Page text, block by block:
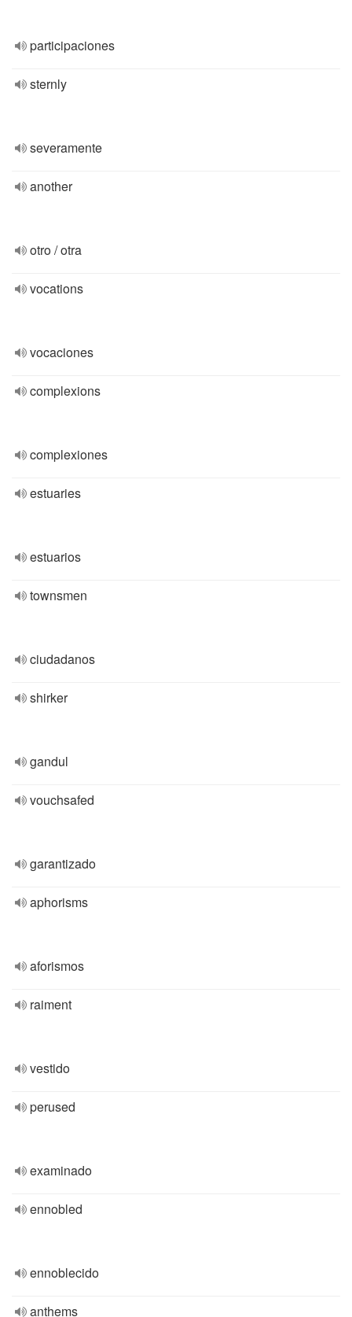
participaciones
sternly
severamente
another
otro / otra
vocations
vocaciones
complexions
complexiones
estuaries
estuarios
townsmen
ciudadanos
shirker
gandul
vouchsafed
garantizado
aphorisms
aforismos
raiment
vestido
perused
examinado
ennobled
ennoblecido
anthems